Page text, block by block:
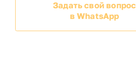
Задать свой вопрос
в WhatsApp